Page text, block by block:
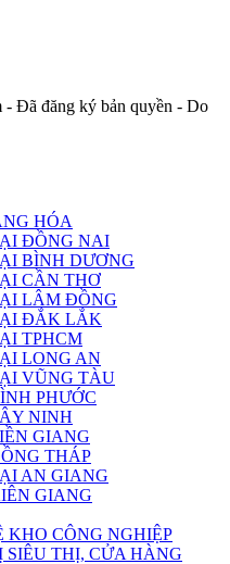
Đã đăng ký bản quyền - Do
HÓA
ĐỒNG NAI
BÌNH DƯƠNG
CẦN THƠ
LÂM ĐỒNG
ĐẮK LẮK
TPHCM
LONG AN
VŨNG TÀU
PHƯỚC
NINH
GIANG
THÁP
AN GIANG
GIANG
KHO CÔNG NGHIỆP
SIÊU THỊ, CỬA HÀNG